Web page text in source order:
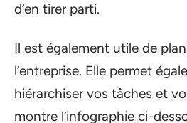
d’en tirer parti.
Il est également utile de
l’entreprise. Elle permet
hiérarchiser vos tâches et
montre l’infographie ci-